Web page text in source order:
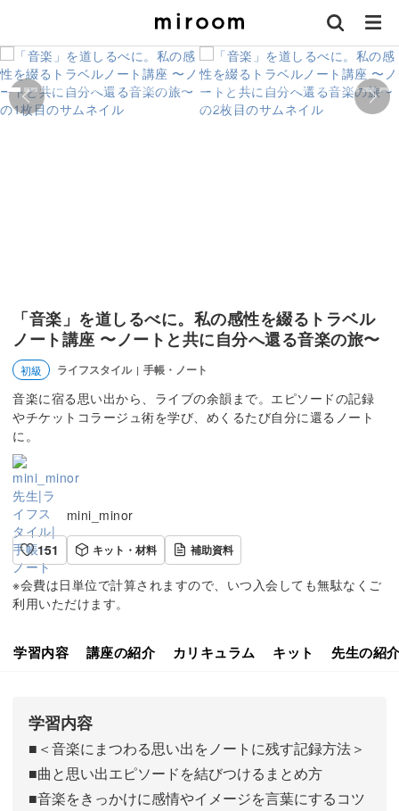
「音楽」を道しるべに。私の感性を綴るトラベル
ノート講座 〜ノートと共に自分へ還る音楽の旅〜
初級 ライフスタイル | 手帳・ノート
音楽に宿る思い出から、ライブの余韻まで。エピソードの記録
やチケットコラージュ術を学び、めくるたび自分に還るノート
に。
mini_minor
151
キット・材料 補助資料
※会費は日単位で計算されますので、いつ入会しても無駄なくご
利用いただけます。
学習内容 講座の紹介 カリキュラム キット 先生の紹
学習内容
■＜音楽にまつわる思い出をノートに残す記録方法＞
■曲と思い出エピソードを結びつけるまとめ方
■音楽をきっかけに感情やイメージを言葉にするコツ